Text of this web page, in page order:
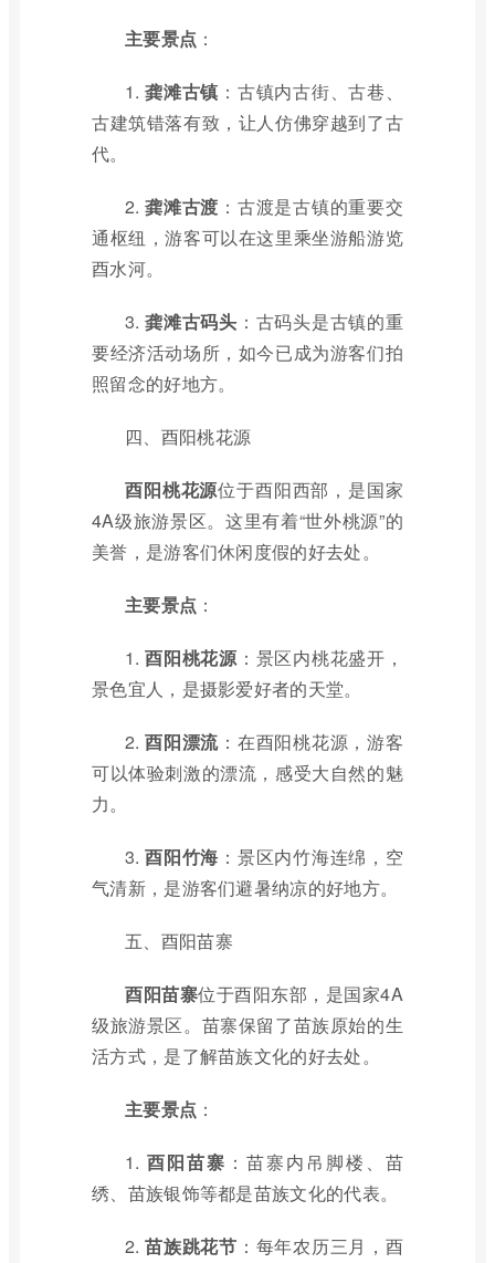
主要景点 ：
1.龚滩古镇 ：古镇内古街、古巷、
古建筑错落有致，让人仿佛穿越到了古
代。
2.龚滩古渡 ：古渡是古镇的重要交
通枢纽，游客可以在这里乘坐游船游览
酉水河。
3.龚滩古码头 ：古码头是古镇的重
要经济活动场所，如今已成为游客们拍
照留念的好地方。
四、酉阳桃花源
酉阳桃花源位于酉阳西部，是国家
4A级旅游景区。这里有着“世外桃源”的
美誉，是游客们休闲度假的好去处。
主要景点 ：
1.酉阳桃花源：景区内桃花盛开，
景色宜人，是摄影爱好者的天堂。
2.酉阳漂流 ：在酉阳桃花源，游客
可以体验刺激的漂流，感受大自然的魅
力。
3.酉阳竹海 ：景区内竹海连绵，空
气清新，是游客们避暑纳凉的好地方。
五、酉阳苗寨
酉阳苗寨位于酉阳东部，是国家4A
级旅游景区。苗寨保留了苗族原始的生
活方式，是了解苗族文化的好去处。
主要景点 ：
1. 酉阳苗寨 ：苗寨内吊脚楼、苗
绣、苗族银饰等都是苗族文化的代表。
2.苗族跳花节 ：每年农历三月，酉